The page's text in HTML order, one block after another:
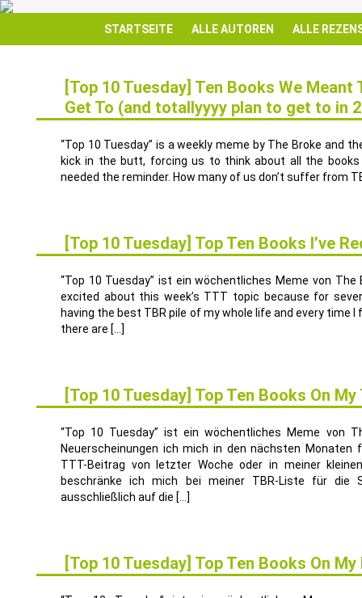
STARTSEITE ALLE AUTOREN ALLE
[Top 10 Tuesday] Ten Books We Meant
Get To (and totallyyyy plan to get to in
“Top 10 Tuesday” is a weekly meme by The Broke and
kick in the butt, forcing us to think about all the
needed the reminder. How many of us don’t suffer from
[Top 10 Tuesday] Top Ten Books I’ve
“Top 10 Tuesday” ist ein wöchentliches Meme von
excited about this week’s TTT topic because for
having the best TBR pile of my whole life and every time
there are […]
[Top 10 Tuesday] Top Ten Books On
“Top 10 Tuesday” ist ein wöchentliches Meme von
Neuerscheinungen ich mich in den nächsten
TTT-Beitrag von letzter Woche oder in meiner
beschränke ich mich bei meiner TBR-Liste für die
ausschließlich auf die […]
[Top 10 Tuesday] Top Ten Books On